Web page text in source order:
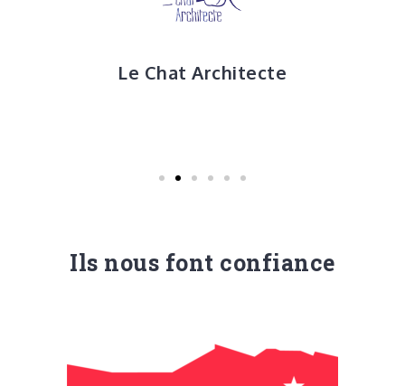
Le Chat Architecte
Ils nous font confiance